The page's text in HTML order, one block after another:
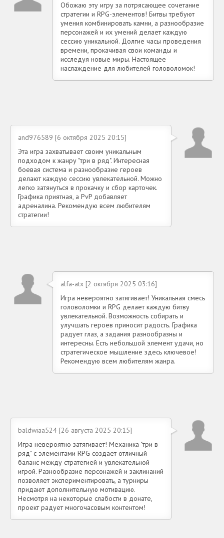
Обожаю эту игру за потрясающее сочетание
стратегии и RPG-элементов! Битвы требуют
умения комбинировать камни, а разнообразие
персонажей и их умений делает каждую
сессию уникальной. Долгие часы проведения
времени, прокачивая свои команды и
исследуя новые миры. Настоящее
наслаждение для любителей головоломок!
and976589 [6 октября 2025 20:15]
Эта игра захватывает своим уникальным
подходом к жанру "три в ряд". Интересная
боевая система и разнообразие героев
делают каждую сессию увлекательной. Можно
легко затянуться в прокачку и сбор карточек.
Графика приятная, а PvP добавляет
адреналина. Рекомендую всем любителям
стратегии!
alfa-atx [2 октября 2025 03:16]
Игра невероятно затягивает! Уникальная смесь
головоломки и RPG делает каждую битву
увлекательной. Возможность собирать и
улучшать героев приносит радость. Графика
радует глаз, а задания разнообразны и
интересны. Есть небольшой элемент удачи, но
стратегическое мышление здесь ключевое!
Рекомендую всем любителям жанра.
baldwiaa524 [26 августа 2025 20:15]
Игра невероятно затягивает! Механика "три в
ряд" с элементами RPG создает отличный
баланс между стратегией и увлекательной
игрой. Разнообразие персонажей и заклинаний
позволяет экспериментировать, а турниры
придают дополнительную мотивацию.
Несмотря на некоторые слабости в донате,
проект радует многочасовым контентом!